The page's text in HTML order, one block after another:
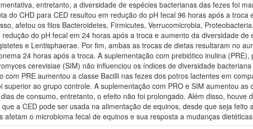
entretanto, a diversidade de espécies bacterianas das fezes foi
do CHD para CED resultou em redução do pH fecal 96 horas após a
afetou os filos Bacteroidetes, Firmicutes, Verrucomicrobia,
do pH fecal em 24 horas após a troca e aumento da diversidade
e Lentisphaerae. Por fim, ambas as trocas de dietas resultaram no
24 horas após a troca. A suplementação com prebiótico inulina
cerevisiae (SIM) não influenciou os índices de diversidade
com PRE aumentou a classe Bacilli nas fezes dos potros lactentes em
superior ao grupo controle. A suplementação com PRO e SIM aumentou
de consumo, entretanto, o efeito não foi prolongado. Além disso, houve
a CED pode ser usada na alimentação de equinos, desde que seja
afetam o microbioma fecal de equinos e sua resposta a mudanças